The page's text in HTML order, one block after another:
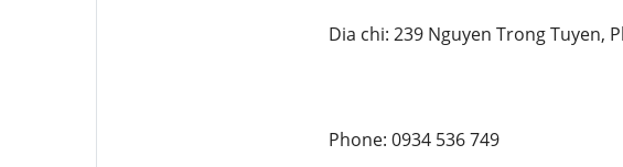
Dia chi: 239 Nguyen Trong Tuyen,
Phone: 0934 536 749